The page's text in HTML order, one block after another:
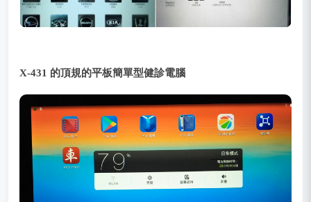
X-431 的頂規的平板簡單型健診電腦